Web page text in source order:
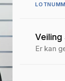
Er kan